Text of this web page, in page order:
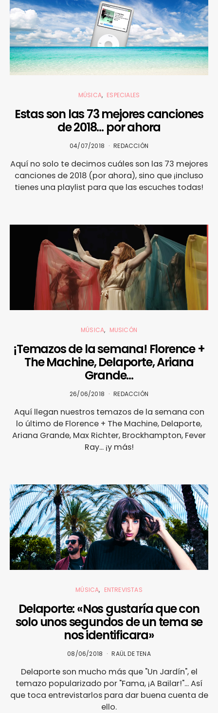
MÚSICA ESPECIALES
Estas son las 73 mejores canciones
de 2018… por ahora
04/07/2018 REDACCIÓN
Aquí no solo te decimos cuáles son las 73 mejores
canciones de 2018 (por ahora), sino que ¡incluso
tienes una playlist para que las escuches todas!
MÚSICA MUSICÓN
¡Temazos de la semana! Florence +
The Machine, Delaporte, Ariana
Grande…
26/06/2018 REDACCIÓN
Aquí llegan nuestros temazos de la semana con
lo último de Florence + The Machine, Delaporte,
Ariana Grande, Max Richter, Brockhampton, Fever
Ray... ¡y más!
MÚSICA ENTREVISTAS
Delaporte: «Nos gustaría que con
solo unos segundos de un tema se
nos identificara»
08/06/2018 RAÜL DE TENA
Delaporte son mucho más que "Un Jardín", el
temazo popularizado por "Fama, ¡A Bailar!"... Así
que toca entrevistarlos para dar buena cuenta de
ello.